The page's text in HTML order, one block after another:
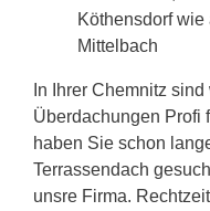
Köthensdorf
Mittelbach
In Ihrer Chemnitz
Überdachungen Profi
haben Sie schon
Terrassendach
unsre Firma.